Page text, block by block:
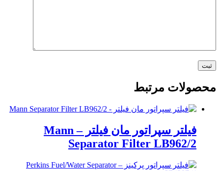
محصولات مرتبط
فیلتر سپراتور مان فیلتر – Mann
Separator Filter LB962/2